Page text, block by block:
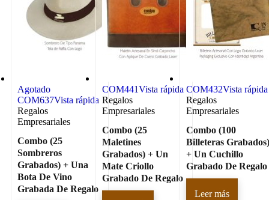
Agotado
COM637Vista rápida
Regalos
Empresariales
Combo (25
Sombreros
Grabados) + Una
Bota De Vino
Grabada De Regalo
COM441Vista rápida
Regalos
Empresariales
Combo (25
Maletines
Grabados) + Un
Mate Criollo
Grabado De Regalo
COM432Vista rápida
Regalos
Empresariales
Combo (100
Billeteras
+ Un Cuchillo
Grabado De Regalo
Leer más